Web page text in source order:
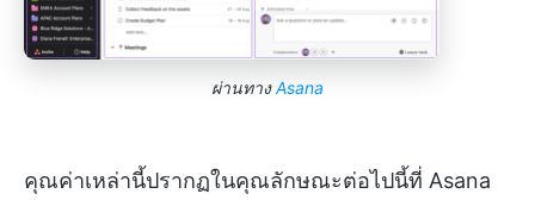
ผ่านทางAsana
คุณค่าเหล่านี้ปรากฏในคุณลักษณะต่อไปนี้ที่ Asana